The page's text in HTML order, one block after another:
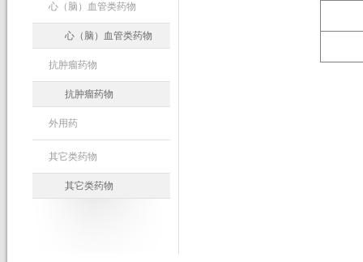
心（脑）血管类药物
心（脑）血管类药物
抗肿瘤药物
抗肿瘤药物
外用药
其它类药物
其它类药物